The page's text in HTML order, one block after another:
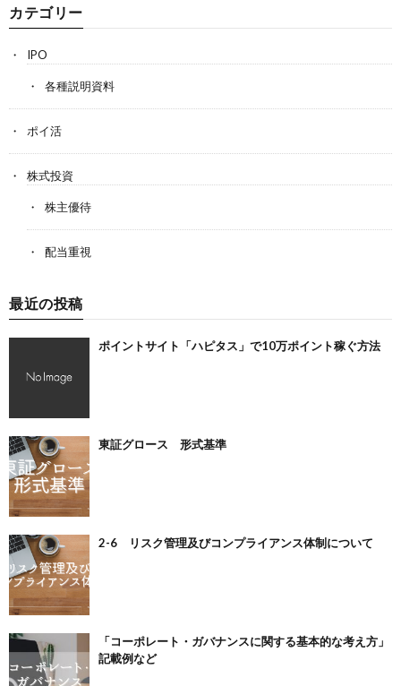
カテゴリー
IPO
各種説明資料
ポイ活
株式投資
株主優待
配当重視
最近の投稿
ポイントサイト「ハピタス」で10万ポイント稼ぐ方法
東証グロース 形式基準
2-6 リスク管理及びコンプライアンス体制について
「コーポレート・ガバナンスに関する基本的な考え方」
記載例など